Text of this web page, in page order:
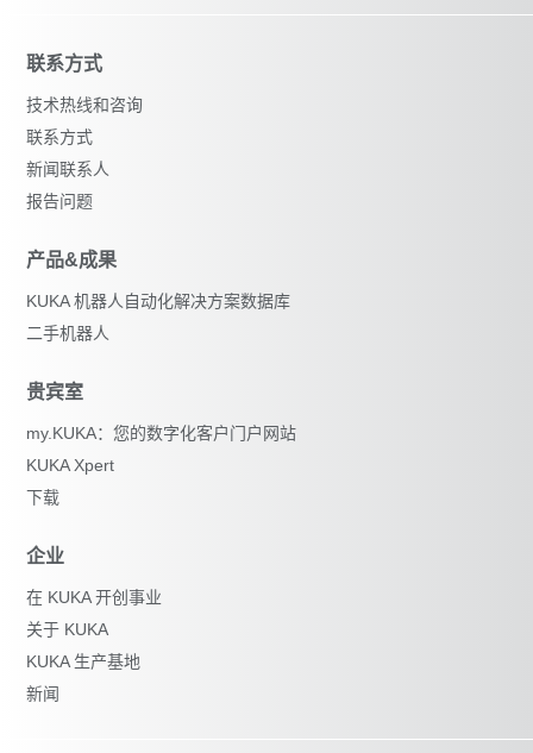
联系方式
技术热线和咨询
联系方式
新闻联系人
报告问题
产品&成果
KUKA 机器人自动化解决方案数据库
二手机器人
贵宾室
my.KUKA：您的数字化客户门户网站
KUKA Xpert
下载
企业
在 KUKA 开创事业
关于 KUKA
KUKA 生产基地
新闻